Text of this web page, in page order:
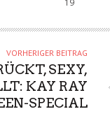
19
VORHERIGER BEITRAG
SEXY,
KAY RAY
SPECIAL